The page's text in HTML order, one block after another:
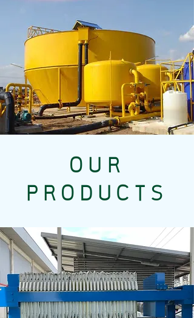
OUR
PRODUCTS